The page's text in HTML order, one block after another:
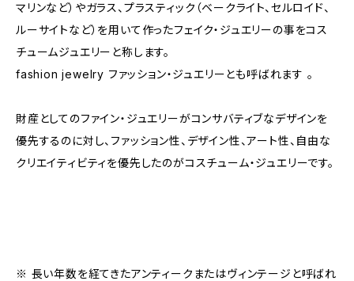
マリンなど）やガラス、プラスティック（ベークライト、セルロイド、
ルーサイトなど）を用いて作ったフェイク・ジュエリーの事をコス
チュームジュエリーと称します。
fashion jewelry ファッション・ジュエリーとも呼ばれます 。
財産としてのファイン・ジュエリーがコンサバティブなデザインを
優先するのに対し、ファッション性、デザイン性、アート性、自由な
クリエイティビティを優先したのがコスチューム・ジュエリーです。
※ 長い年数を経てきたアンティークまたはヴィンテージと呼ばれ